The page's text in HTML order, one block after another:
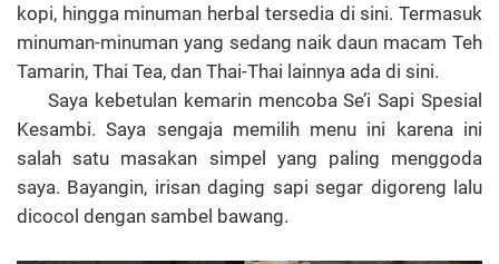
kopi, hingga minuman herbal tersedia di sini. Termasuk
minuman-minuman yang sedang naik daun macam Teh
Tamarin, Thai Tea, dan Thai-Thai lainnya ada di sini.
Saya kebetulan kemarin mencoba Se’i Sapi Spesial
Kesambi. Saya sengaja memilih menu ini karena ini
salah satu masakan simpel yang paling menggoda
saya. Bayangin, irisan daging sapi segar digoreng lalu
dicocol dengan sambel bawang.